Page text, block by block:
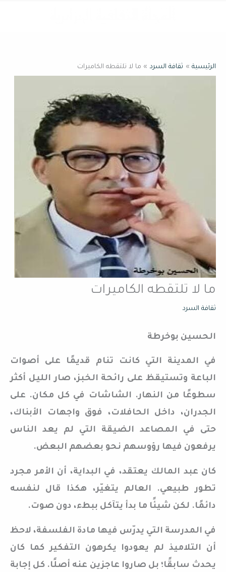
الرئيسية ثقافة السرد ما لا تلتقطه الكاميرات
ما لا تلتقطه الكاميرات
ثقافة السرد
الحسين بوخرطة
في المدينة التي كانت تنام قديمًا على أصوات
الباعة وتستيقظ على رائحة الخبز، صار الليل أكثر
سطوعًا من النهار. الشاشات في كل مكان. على
الجدران، داخل الحافلات، فوق واجهات الأبناك،
حتى في المصاعد الضيقة التي لم يعد الناس
يرفعون فيها رؤوسهم نحو بعضهم البعض.
كان عبد المالك يعتقد، في البداية، أن الأمر مجرد
تطور طبيعي. العالم يتغيّر، هكذا قال لنفسه
دائمًا. لكن شيئًا ما بدأ يتآكل ببطء، دون صوت.
في المدرسة التي يدرّس فيها مادة الفلسفة، لاحظ
أن التلاميذ لم يعودوا يكرهون التفكير كما كان
يحدث سابقًا؛ بل صاروا عاجزين عنه أصلًا. كل إجابة